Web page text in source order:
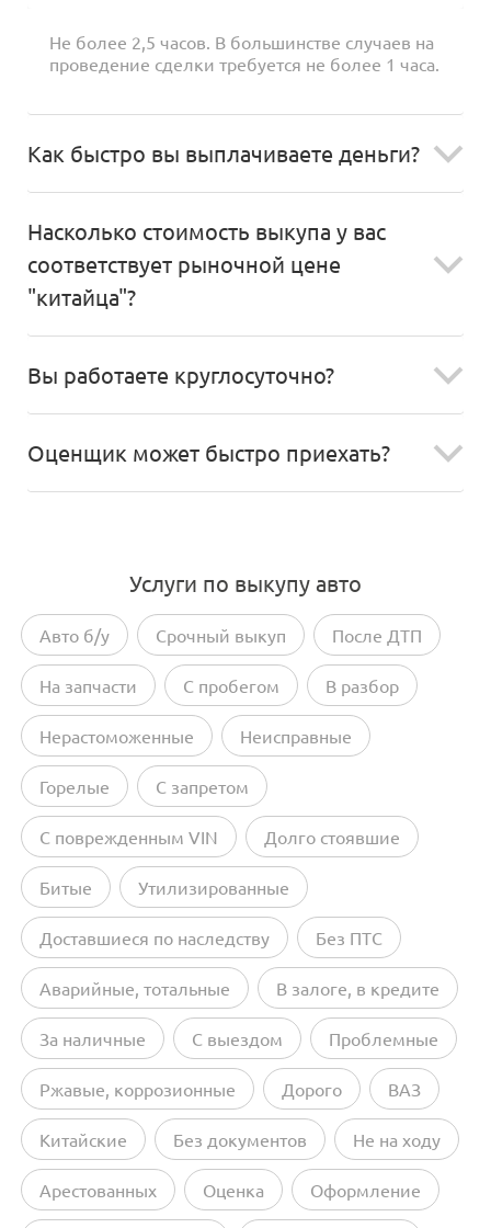
Не более 2,5 часов. В большинстве случаев на
проведение сделки требуется не более 1 часа.
Как быстро вы выплачиваете деньги?
Насколько стоимость выкупа у вас
соответствует рыночной цене
"китайца"?
Вы работаете круглосуточно?
Оценщик может быстро приехать?
Услуги по выкупу авто
Авто б/у Срочный выкуп После ДТП
На запчасти С пробегом В разбор
Нерастоможенные Неисправные
Горелые С запретом
С поврежденным VIN Долго стоявшие
Битые Утилизированные
Доставшиеся по наследству Без ПТС
Аварийные, тотальные В залоге, в кредите
За наличные С выездом Проблемные
Ржавые, коррозионные Дорого ВАЗ
Китайские Без документов Не на ходу
Арестованных Оценка Оформление